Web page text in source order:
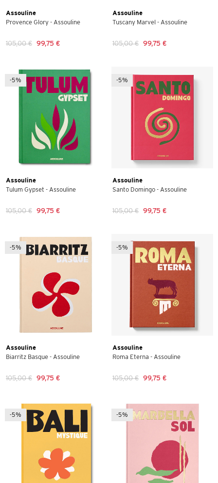
Assouline
Provence Glory - Assouline
105,00 € 99,75 €
Assouline
Tuscany Marvel - Assouline
105,00 € 99,75 €
-5%
Assouline
Tulum Gypset - Assouline
105,00 € 99,75 €
-5%
Assouline
Santo Domingo - Assouline
105,00 € 99,75 €
-5%
Assouline
Biarritz Basque - Assouline
105,00 € 99,75 €
-5%
Assouline
Roma Eterna - Assouline
105,00 € 99,75 €
-5% -5%